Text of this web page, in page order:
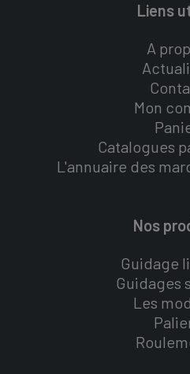
Liens
A
Mon
Catalogues
L'annuaire des
Nos
Guidage
Guidages
Les